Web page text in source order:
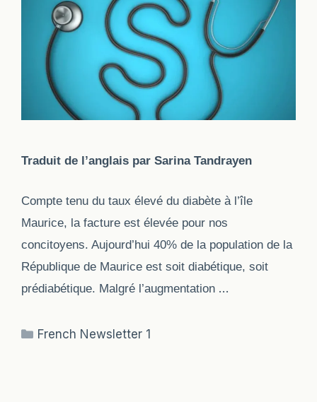
Traduit de l’anglais par Sarina Tandrayen
Compte tenu du taux élevé du diabète à l’île
Maurice, la facture est élevée pour nos
concitoyens. Aujourd’hui 40% de la population de la
République de Maurice est soit diabétique, soit
prédiabétique. Malgré l’augmentation …
Categories
French Newsletter 1